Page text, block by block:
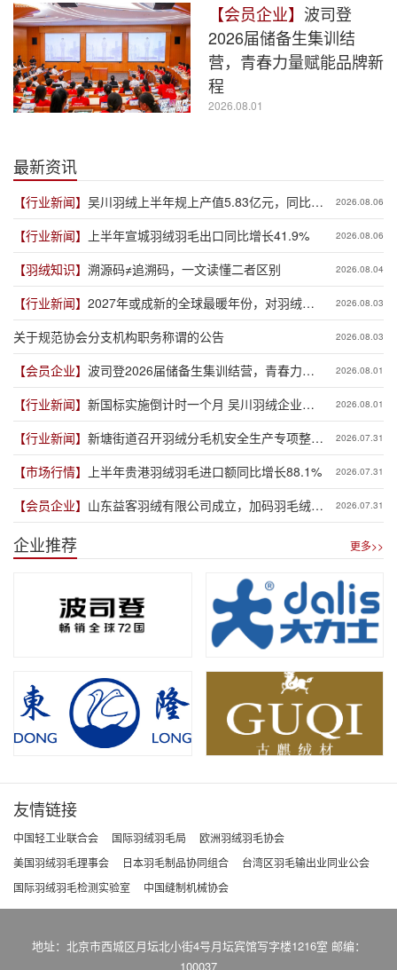
【会员企业】 波司登
2026届储备生集训结
营，青春力量赋能品牌新
程
2026.08.01
最新资讯
【行业新闻】 吴川羽绒上半年规上产值5.83亿元，同比增
长19.3%
2026.08.06
【行业新闻】 上半年宣城羽绒羽毛出口同比增长41.9% 2026.08.06
【羽绒知识】 溯源码≠追溯码，一文读懂二者区别 2026.08.04
【行业新闻】 2027年或成新的全球最暖年份，对羽绒产
业有何影响？
2026.08.03
关于规范协会分支机构职务称谓的公告 2026.08.03
【会员企业】 波司登2026届储备生集训结营，青春力量
赋能品牌新程
2026.08.01
【行业新闻】 新国标实施倒计时一个月 吴川羽绒企业集
体“抢跑”新规
2026.08.01
【行业新闻】 新塘街道召开羽绒分毛机安全生产专项整治
推进会
2026.07.31
【市场行情】 上半年贵港羽绒羽毛进口额同比增长88.1% 2026.07.31
【会员企业】 山东益客羽绒有限公司成立，加码羽毛绒制
品全产业链布局
2026.07.31
企业推荐 更多>>
友情链接
中国轻工业联合会 国际羽绒羽毛局
欧洲羽绒羽毛协会
美国羽绒羽毛理事会
日本羽毛制品协同组合
台湾区羽毛输出业同业公会
国际羽绒羽毛检测实验室
中国缝制机械协会
地址：北京市西城区月坛北小街4号月坛宾馆写字楼1216室 邮编：
100037